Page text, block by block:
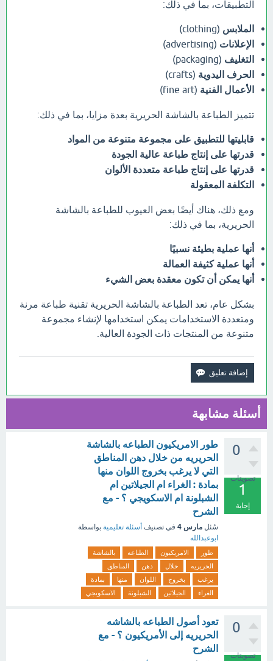
التطبيقات، بما في ذلك:
الملابس (clothing)
الإعلانات (advertising)
التغليف (packaging)
الحرف اليدوية (crafts)
الأعمال الفنية (fine art)
تتميز الطباعة بالشاشة الحريرية بعدة مزايا، بما في ذلك:
قابليتها للتطبيق على مجموعة متنوعة من المواد
قدرتها على إنتاج طباعة عالية الجودة
قدرتها على إنتاج طباعة متعددة الألوان
التكلفة المعقولة
ومع ذلك، هناك أيضًا بعض العيوب للطباعة بالشاشة
الحريرية، بما في ذلك:
أنها عملية بطيئة نسبيًا
أنها عملية كثيفة العمالة
أنها يمكن أن تكون معقدة بعض الشيء
بشكل عام، تعد الطباعة بالشاشة الحريرية تقنية طباعة مرنة
ومتعددة الاستخدامات يمكن استخدامها لإنشاء مجموعة
متنوعة من المنتجات ذات الجودة العالية.
أسئلة مشابهة
0
تصويتات
1
إجابة
طور الامريكيون الطباعه بالشاشة
الحريريه من خلال دهن المناطق
التي لا يرغب بخروج اللوان منها
بمادة : الغراء ام الجيلاتين ام
الشبلونة ام الاسكويجي ؟ - مع
الشرح
سُئل مارس 4 في تصنيف أسئلة تعليمية بواسطة
ابوعبدالله
طور الامريكيون الطباعه
بالشاشة
الحريريه
خلال دهن
المناطق
يرغب
بخروج اللوان منها
بمادة
الغراء
الجيلاتين الشبلونة الاسكويجي
0
تصويتات
تعود أصول الطباعه بالشاشه
الحريريه إلى الأمريكيون ؟ - مع
الشرح